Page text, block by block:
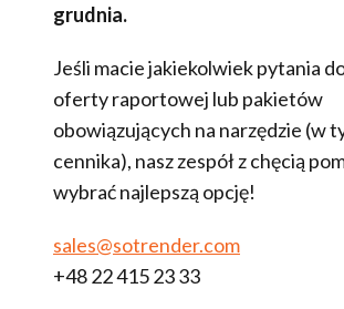
grudnia.
Jeśli macie jakiekolwiek pytania
oferty raportowej lub pakietów
obowiązujących na narzędzie (w
cennika), nasz zespół z chęcią
wybrać najlepszą opcję!
sales@sotrender.com
+48 22 415 23 33